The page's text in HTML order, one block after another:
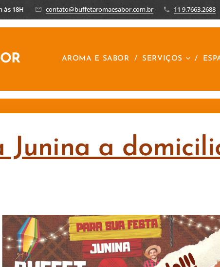
às 18H contato@buffetaromaesabor.com.br 11 9.7663.2688
AROMA E SABOR SERVIÇOS
Junina a